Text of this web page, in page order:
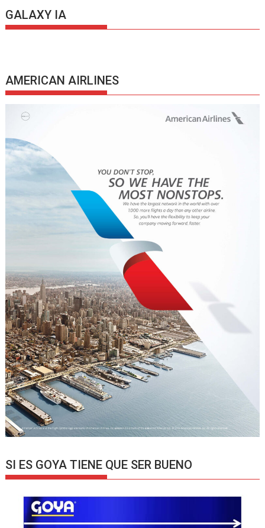
GALAXY IA
AMERICAN AIRLINES
SI ES GOYA TIENE QUE SER BUENO